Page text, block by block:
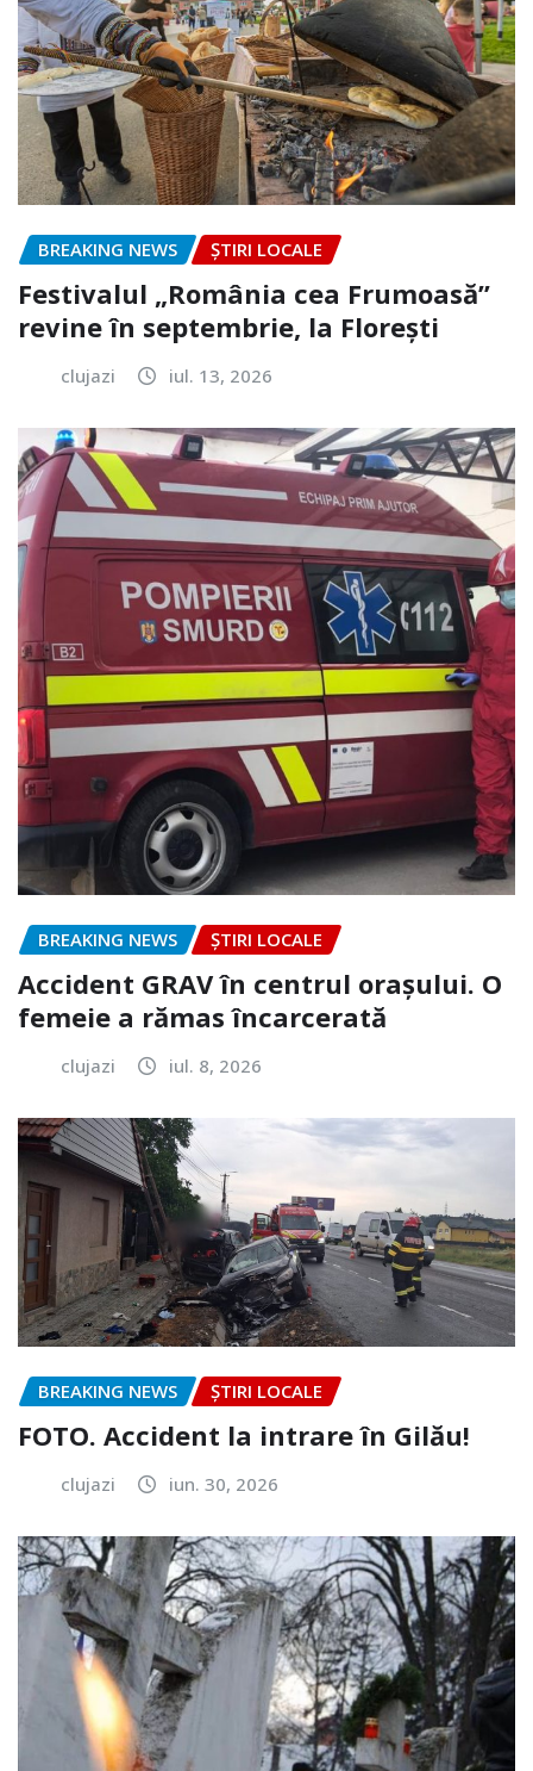
BREAKING NEWS ȘTIRI LOCALE
Festivalul „România cea Frumoasă”
revine în septembrie, la Florești
clujazi iul. 13, 2026
BREAKING NEWS ȘTIRI LOCALE
Accident GRAV în centrul orașului. O
femeie a rămas încarcerată
clujazi iul. 8, 2026
BREAKING NEWS ȘTIRI LOCALE
FOTO. Accident la intrare în Gilău!
clujazi iun. 30, 2026